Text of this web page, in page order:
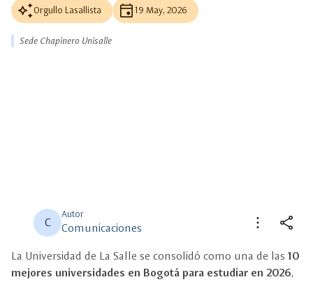
auto_awesomeOrgullo Lasallista event 19 May, 2026
Sede Chapinero Unisalle
C
Autor
Comunicaciones more_vert share
Compartir close
Seleccione un filtro close
La Universidad de La Salle se consolidó como una de las 10
mejores universidades en Bogotá para estudiar en 2026,